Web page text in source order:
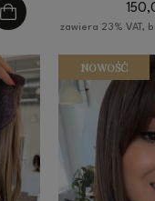
zawiera 23% VAT,
NOWOŚĆ